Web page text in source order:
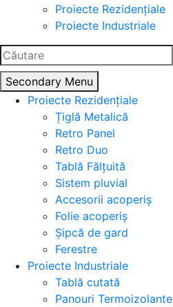
Proiecte Rezidențiale
Proiecte Industriale
Caută
după:
Secondary Menu
Proiecte Rezidențiale
Țiglă Metalică
Retro Panel
Retro Duo
Tablă Fălțuită
Sistem pluvial
Accesorii acoperiș
Folie acoperiș
Șipcă de gard
Ferestre
Proiecte Industriale
Tablă cutată
Panouri Termoizolante